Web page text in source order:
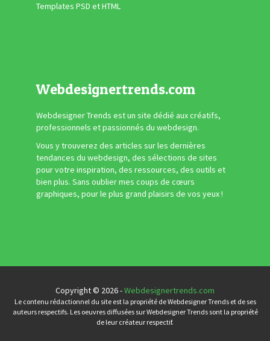
Templates PSD et HTML
Webdesignertrends.com
Webdesigner Trends est un site dédié aux créatifs,
professionnels et passionnés du webdesign.
Vous y trouverez des articles sur les dernières
tendances du webdesign, des sélections de sites
pour votre inspiration, des ressources, des outils et
bien plus. Sans oublier mes coups de cœurs
graphiques, pour le plus grand plaisirs de vos yeux !
Copyright © 2026 -Webdesignertrends.com
Le contenu rédactionnel du site est la propriété de Webdesigner Trends et de ses
auteurs respectifs. Les oeuvres diffusées sur Webdesigner Trends sont la propriété
de leur créateur respectif.